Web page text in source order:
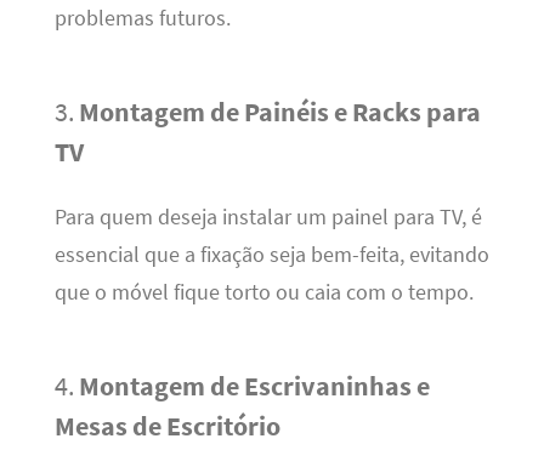
problemas futuros.
3. Montagem de Painéis e Racks para
TV
Para quem deseja instalar um painel para TV, é
essencial que a fixação seja bem-feita, evitando
que o móvel fique torto ou caia com o tempo.
4. Montagem de Escrivaninhas e
Mesas de Escritório